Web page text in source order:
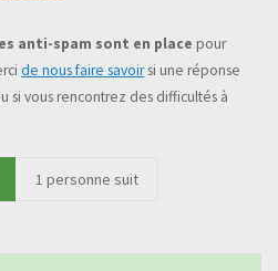
anti-spam sont en place pour
de nous faire savoirsi une réponse
si vous rencontrez des difficultés à
1 personne suit